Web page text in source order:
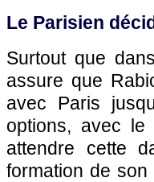
Le Parisien
Surtout que
assure que
avec Paris
options, avec le
attendre cette
formation de